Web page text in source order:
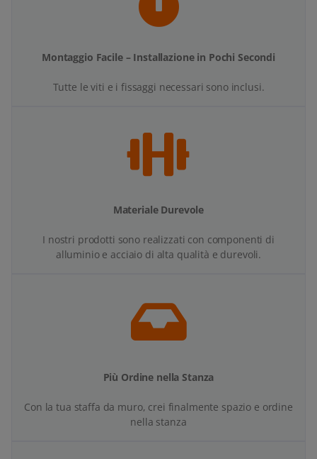
Montaggio Facile – Installazione in Pochi Secondi
Tutte le viti e i fissaggi necessari sono inclusi.
Materiale Durevole
I nostri prodotti sono realizzati con componenti di
alluminio e acciaio di alta qualità e durevoli.
Più Ordine nella Stanza
Con la tua staffa da muro, crei finalmente spazio e ordine
nella stanza